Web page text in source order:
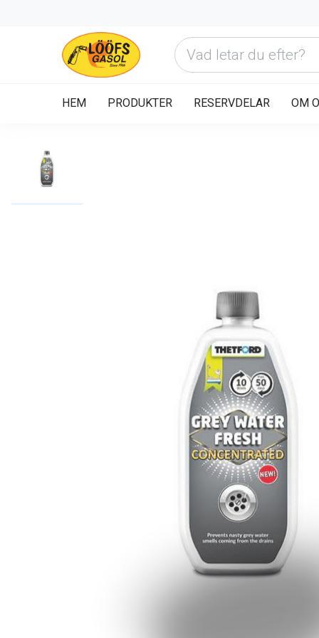
HEM PRODUKTER RESERVDELAR OM